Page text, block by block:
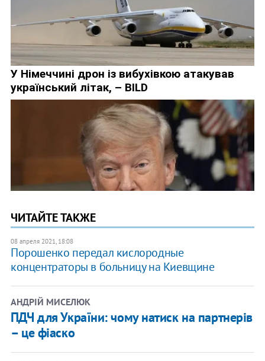
ЧИТАЙТЕ ТАКЖЕ
08 апреля 2021, 18:08
Порошенко передал кислородные
концентраторы в больницу на Киевщине
АНДРІЙ МИСЕЛЮК
ПДЧ для України: чому натиск на партнерів
– це фіаско